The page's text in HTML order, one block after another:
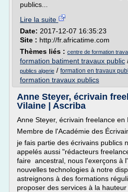
publics...
Lire la suite
Date: 2017-12-07 16:35:23
Site : http://fr.africatime.com
Thèmes liés : centre de formation
formation batiment travaux public
publics algerie / formation en travaux
formation travaux publics
Anne Steyer, écrivain
Vilaine | Ascriba
Anne Steyer, écrivain freelance en
Membre de l'Académie des
je fais partie des écrivains publics
appelés aussi "rédacteurs
faire ancestral, nous l'exerçons à
nouvelles technologies à notre
astreignons à des formations
proposer des services à la